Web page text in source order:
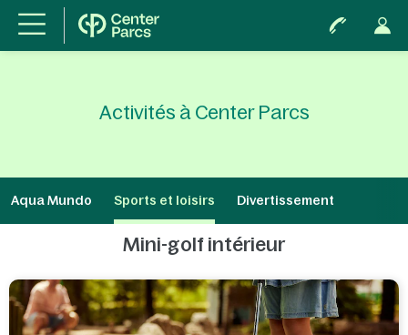
Activités à Center Parcs
Aqua Mundo Sports et loisirs Divertissement
Mini-golf intérieur